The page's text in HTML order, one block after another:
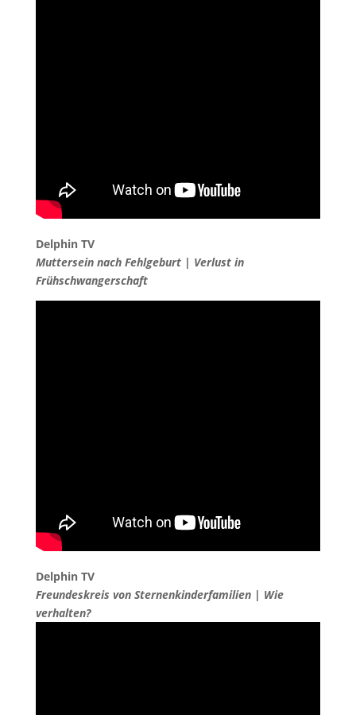
Delphin TV
Muttersein nach Fehlgeburt | Verlust in
Frühschwangerschaft
Delphin TV
Freundeskreis von Sternenkinderfamilien | Wie
verhalten?